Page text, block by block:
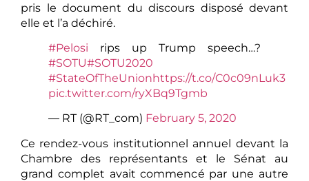
pris le document du discours disposé devant
elle et l’a déchiré.
#Pelosi rips up Trump speech…?
#SOTU#SOTU2020
#StateOfTheUnionhttps://t.co/C0c09nLuk3
pic.twitter.com/ryXBq9Tgmb
— RT (@RT_com) February 5, 2020
Ce rendez-vous institutionnel annuel devant la
Chambre des représentants et le Sénat au
grand complet avait commencé par une autre